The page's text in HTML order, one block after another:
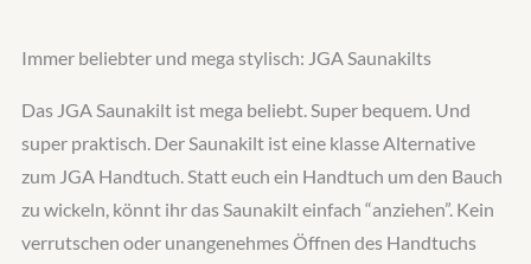
Immer beliebter und mega stylisch: JGA Saunakilts
Das JGA Saunakilt ist mega beliebt. Super bequem. Und
super praktisch. Der Saunakilt ist eine klasse Alternative
zum JGA Handtuch. Statt euch ein Handtuch um den Bauch
zu wickeln, könnt ihr das Saunakilt einfach “anziehen”. Kein
verrutschen oder unangenehmes Öffnen des Handtuchs